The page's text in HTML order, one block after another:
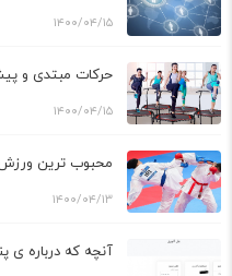
۱۴۰۰/۰۴/۱۵
حرکات مبتدی و
۱۴۰۰/۰۴/۱۵
محبوب ترین
۱۴۰۰/۰۴/۱۳
آنچه که درباره ی